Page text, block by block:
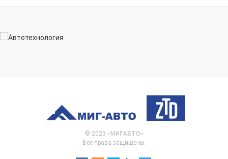
© 2023 «МИГ-АВТО»
Все права защищены.